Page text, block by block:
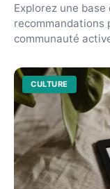
Explorez une
recommandations
communauté
CULTURE